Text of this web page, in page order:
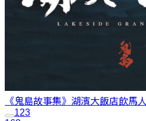
《鬼島故事集》湖濱大飯店飲馬人
123